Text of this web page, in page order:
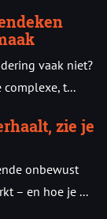
vaak niet?
complexe, t...
zie je
onbewust
– en hoe je ...